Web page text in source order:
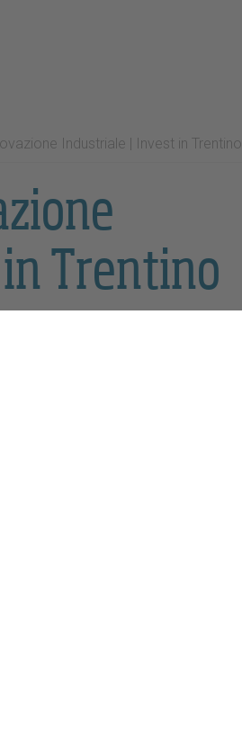
Industriale | Invest in Trentino
Trentino